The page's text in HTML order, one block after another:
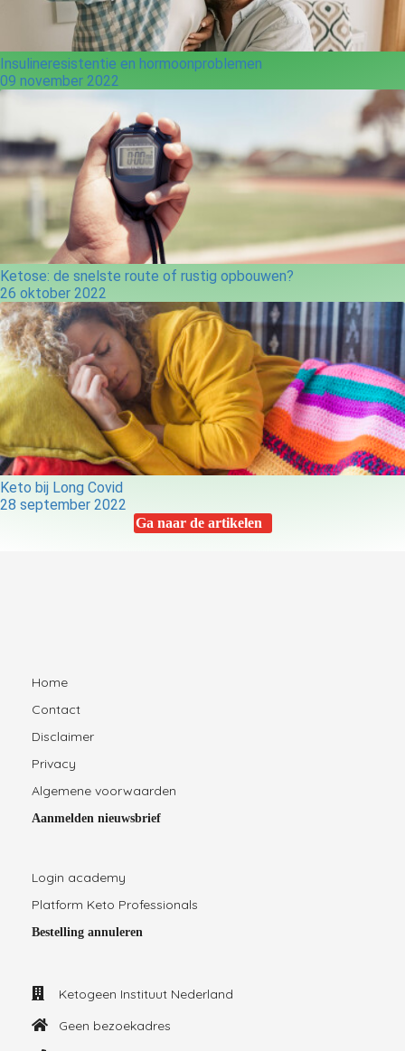
Insulineresistentie en hormoonproblemen
09 november 2022
Ketose: de snelste route of rustig opbouwen?
26 oktober 2022
Keto bij Long Covid
28 september 2022
Ga naar de artikelen
Home
Contact
Disclaimer
Privacy
Algemene voorwaarden
Aanmelden nieuwsbrief
Login academy
Platform Keto Professionals
Bestelling annuleren
Ketogeen Instituut Nederland
Geen bezoekadres